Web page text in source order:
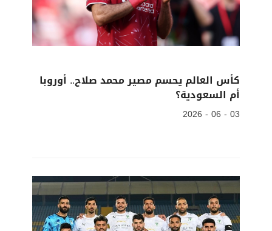
كأس العالم يحسم مصير محمد صلاح.. أوروبا
أم السعودية؟
03 - 06 - 2026